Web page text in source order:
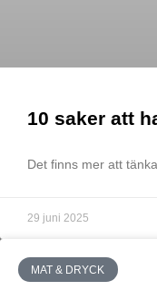
10 saker att
Det finns mer att
29 juni 2025
MAT & DRYCK